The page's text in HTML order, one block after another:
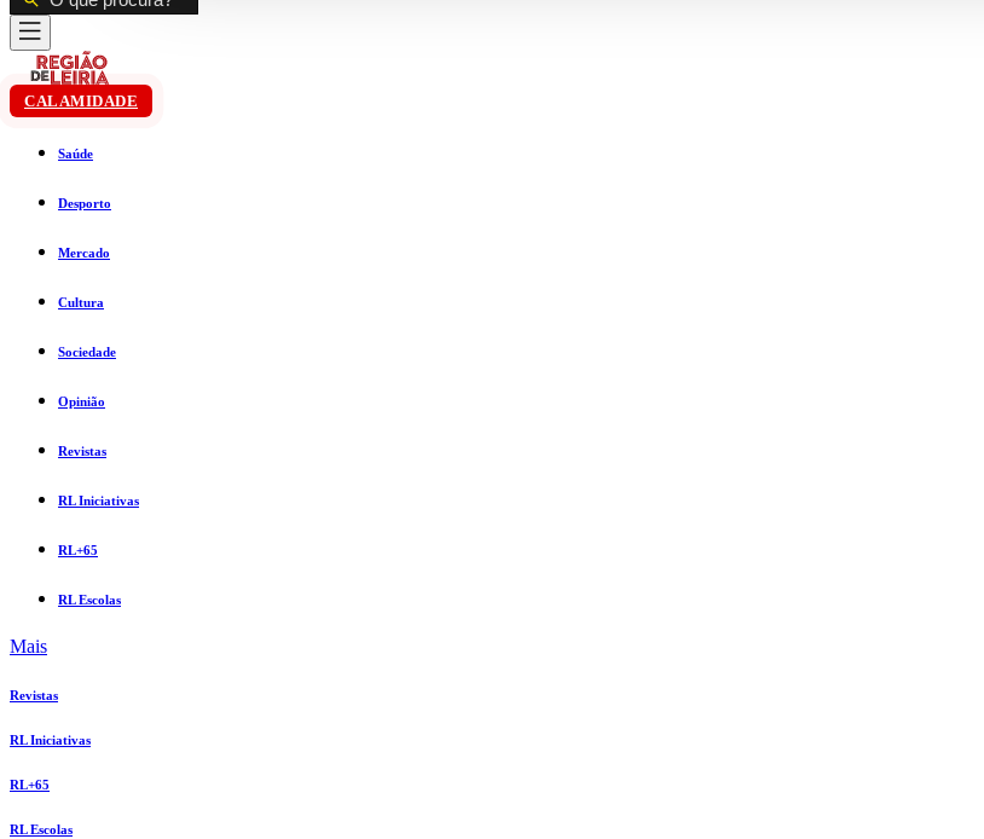
CALAMIDADE
Saúde
Desporto
Mercado
Cultura
Sociedade
Opinião
Revistas
RL Iniciativas
RL+65
RL Escolas
Mais
Revistas
RL Iniciativas
RL+65
RL Escolas